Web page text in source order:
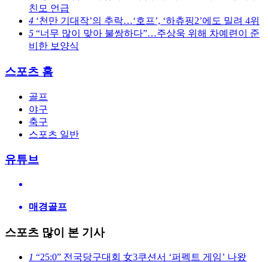
친모 언급
4 ‘천만 기대작’의 추락…‘호프’, ‘하츄핑2’에도 밀려 4위
5 “너무 많이 맞아 불쌍하다”…주상욱 위해 차예련이 준
비한 보양식
스포츠 홈
골프
야구
축구
스포츠 일반
유튜브
매경골프
스포츠 많이 본 기사
1 “25:0” 전국당구대회 女3쿠션서 ‘퍼펙트 게임’ 나왔